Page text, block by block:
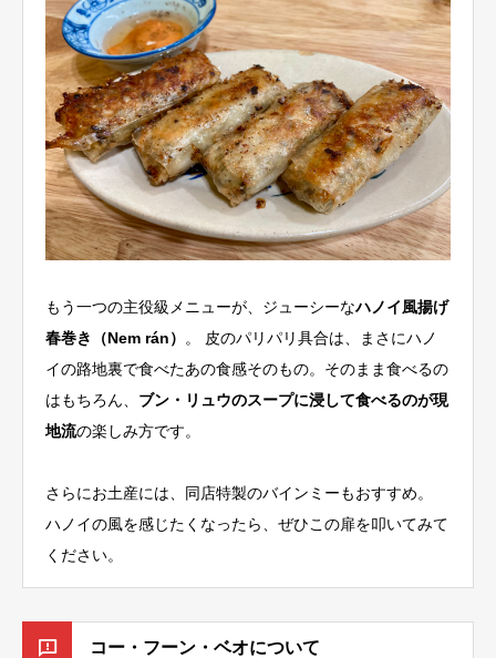
もう一つの主役級メニューが、ジューシーなハノイ風揚げ
春巻き（Nem rán）
。 皮のパリパリ具合は、まさにハノ
イの路地裏で食べたあの食感そのもの。そのまま食べるの
はもちろん、 ブン・リュウのスープに浸して食べるのが現
地流の楽しみ方です。
さらにお土産には、同店特製のバインミーもおすすめ。
ハノイの風を感じたくなったら、ぜひこの扉を叩いてみて
ください。
コー・フーン・ベオについて